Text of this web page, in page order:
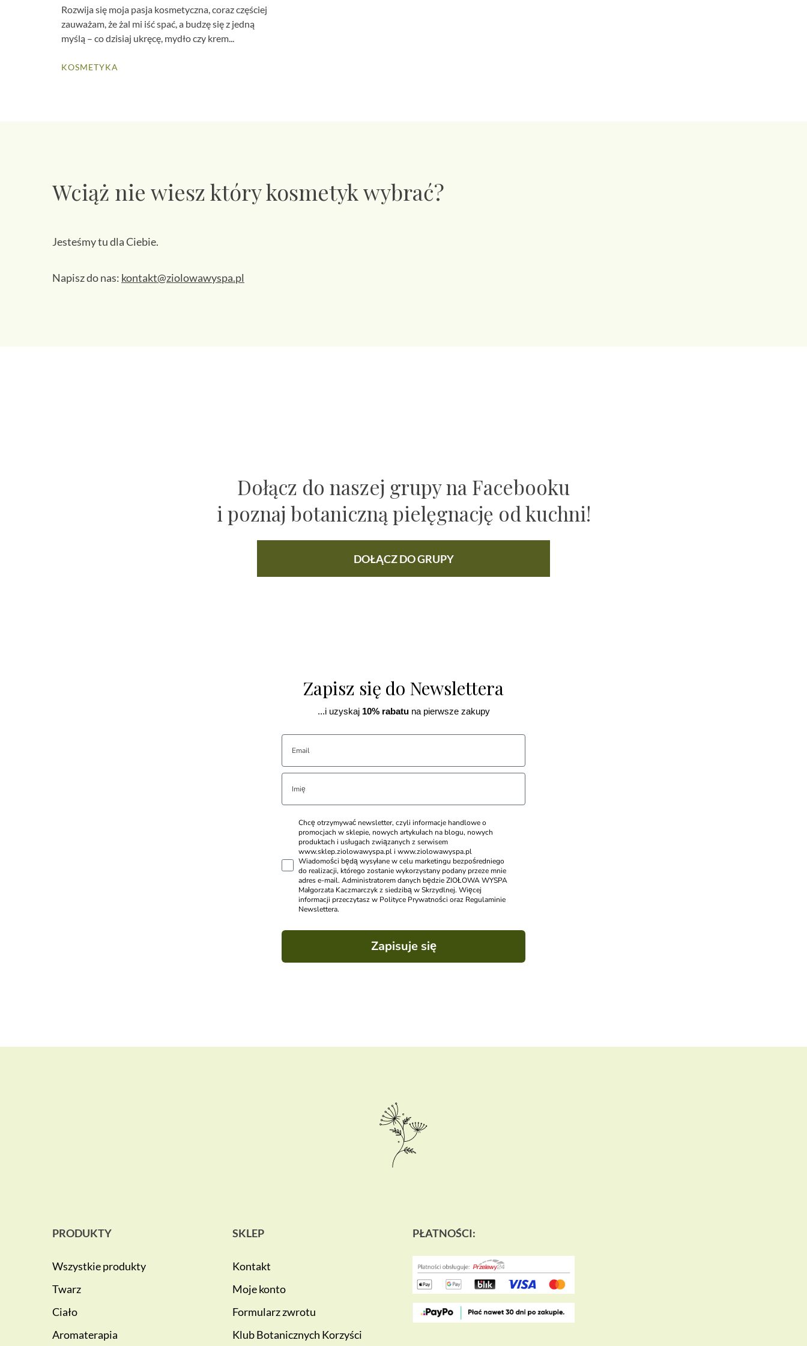
Rozwija się moja pasja kosmetyczna, coraz częściej
zauważam, że żal mi iść spać, a budzę się z jedną
myślą – co dzisiaj ukręcę, mydło czy krem...
KOSMETYKA
Wciąż nie wiesz który kosmetyk wybrać?
Jesteśmy tu dla Ciebie.
Napisz do nas: kontakt@ziolowawyspa.pl
Dołącz do naszej grupy na Facebooku
i poznaj botaniczną pielęgnację od kuchni!
DOŁĄCZ DO GRUPY
Zapisz się do Newslettera
...i uzyskaj10% rabatuna pierwsze zakupy
Chcę otrzymywać newsletter, czyli informacje handlowe o
promocjach w sklepie, nowych artykułach na blogu, nowych
produktach i usługach związanych z serwisem
www.sklep.ziolowawyspa.pl i www.ziolowawyspa.pl
Wiadomości będą wysyłane w celu marketingu bezpośredniego
do realizacji, którego zostanie wykorzystany podany przeze mnie
adres e-mail. Administratorem danych będzie ZIOŁOWA WYSPA
Małgorzata Kaczmarczyk z siedzibą w Skrzydlnej. Więcej
informacji przeczytasz w Polityce Prywatności oraz Regulaminie
Newslettera.
Zapisuje się
PRODUKTY
Wszystkie produkty
Twarz
Ciało
Aromaterapia
SKLEP
Kontakt
Moje konto
Formularz zwrotu
Klub Botanicznych Korzyści
PŁATNOŚCI: